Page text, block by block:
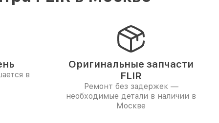
в
Оригинальные запчасти
FLIR
Ремонт без задержек —
необходимые детали в наличии в
Москве